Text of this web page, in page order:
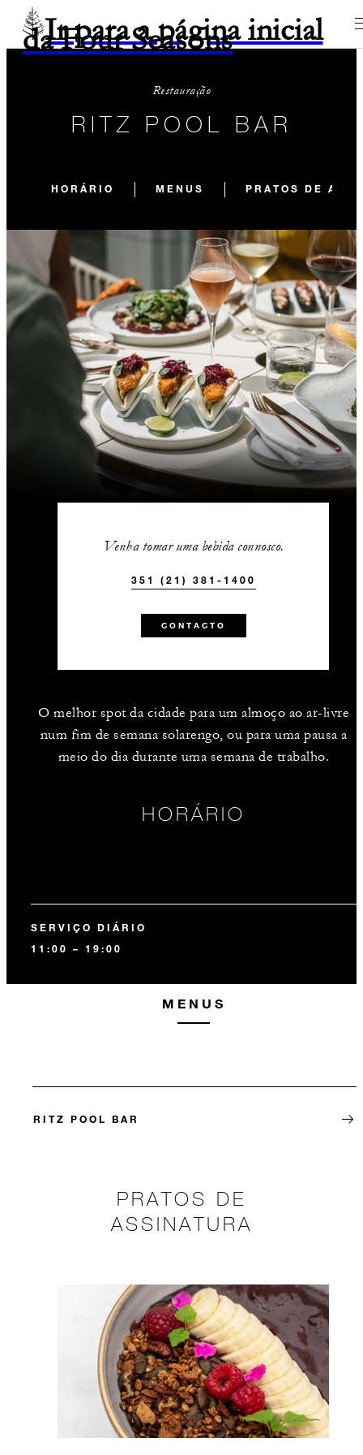
Ir para a página inicial
da Four Seasons
Restauração
RITZ POOL BAR
HORÁRIO MENUS PRATOS DE
Venha tomar uma bebida connosco.
351 (21) 381-1400
CONTACTO
O melhor spot da cidade para um almoço ao ar-livre
num fim de semana solarengo, ou para uma pausa a
meio do dia durante uma semana de trabalho.
HORÁRIO
SERVIÇO DIÁRIO
11:00 – 19:00
MENUS
RITZ POOL BAR
PRATOS DE
ASSINATURA